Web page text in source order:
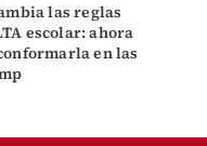
las reglas
escolar: ahora
en las